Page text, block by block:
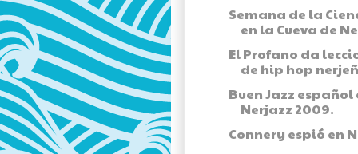
Semana de la
en la Cueva de
El Profano da
de hip hop
Buen Jazz español
Nerjazz 2009.
Connery espió en